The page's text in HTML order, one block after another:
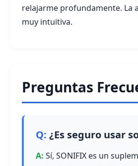
relajarme profundamente. La
muy intuitiva.
Preguntas
¿Es seguro usar
Sí, SONIFIX es un